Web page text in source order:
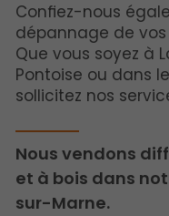
Confiez-nous
dépannage de
Que vous soyez à
Pontoise ou dans
sollicitez nos
Nous vendons
et à bois dans
sur-Marne.